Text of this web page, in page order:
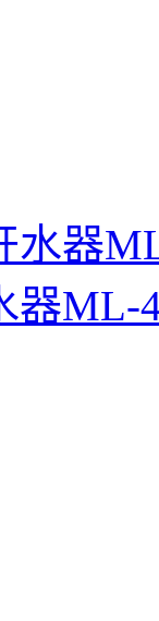
水器
器ML-